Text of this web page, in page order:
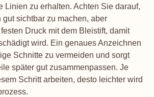
Linien zu erhalten. Achten Sie darauf,
sichtbar zu machen, aber
Druck mit dem Bleistift, damit
wird. Ein genaues Anzeichnen
Schnitte zu vermeiden und sorgt
später gut zusammenpassen. Je
Schritt arbeiten, desto leichter wird